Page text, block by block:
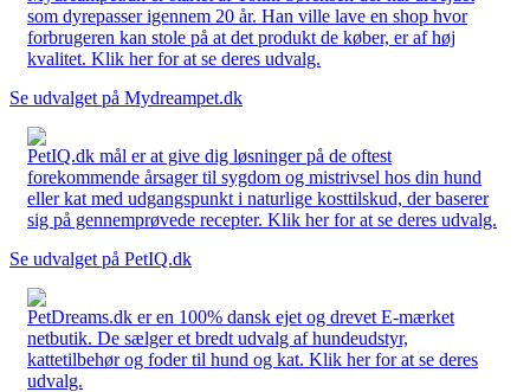
som dyrepasser igennem 20 år. Han ville lave en shop hvor
forbrugeren kan stole på at det produkt de køber, er af høj
kvalitet. Klik her for at se deres udvalg.
Se udvalget på Mydreampet.dk
PetIQ.dk mål er at give dig løsninger på de oftest
forekommende årsager til sygdom og mistrivsel hos din hund
eller kat med udgangspunkt i naturlige kosttilskud, der baserer
sig på gennemprøvede recepter. Klik her for at se deres udvalg.
Se udvalget på PetIQ.dk
PetDreams.dk er en 100% dansk ejet og drevet E-mærket
netbutik. De sælger et bredt udvalg af hundeudstyr,
kattetilbehør og foder til hund og kat. Klik her for at se deres
udvalg.